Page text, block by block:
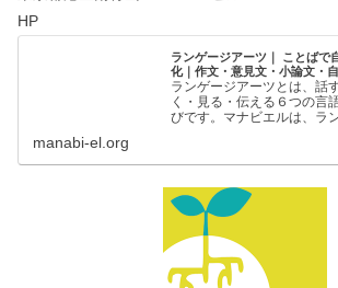
HP
ランゲージアーツ｜ ことばで
化｜作文・意見文・小論文・
ランゲージアーツとは、話
く・見る・伝える６つの言
びです。マナビエルは、ラ
分を伝える力｜ランゲー…
manabi-el.org